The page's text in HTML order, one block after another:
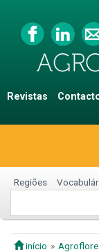
Revistas
Regiões
início